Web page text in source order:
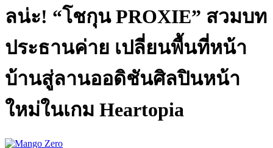
ลน่ะ! “โชกุน PROXIE” สวมบท
ประธานค่าย เปลี่ยนพื้นที่หน้า
บ้านสู่ลานออดิชันศิลปินหน้า
ใหม่ในเกม Heartopia